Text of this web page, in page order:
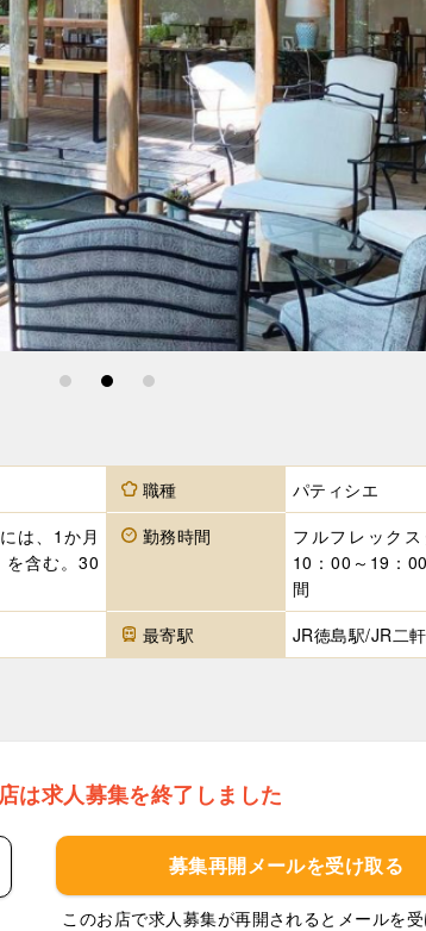
1 2
3
職種
パティシエ
は、1か月
を含む。30
勤務時間
フルフレック
10：00～19：
間
最寄駅 JR徳島駅/JR二
は求人募集を終了しました
募集再開メールを受け取る
このお店で求人募集が再開されるとメールを